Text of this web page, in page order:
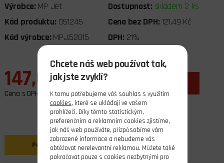
Výrobce: MP Jet Dostupnost: skladem 2 ks
Kód produktu: 051245 Cena bez DPH:121,49 Kč
Kód výrobce: MPJ.52015 DPH: 21%
147,00 Kč
Cena s DPH
Popis
Chcete náš web používat tak,
jak jste zvyklí?
K tomu potřebujeme váš souhlas s využitím
cookies, které se ukládají ve vašem
prohlížeči. Díky těmto statistickým,
preferenčním a reklamním cookies zjistíme,
jak náš web používáte, přizpůsobíme vám
zobrazené informace a nebudeme vás
obtěžovat nerelevantní reklamou. Můžete také
pokračovat pouze s cookies nezbytnými pro